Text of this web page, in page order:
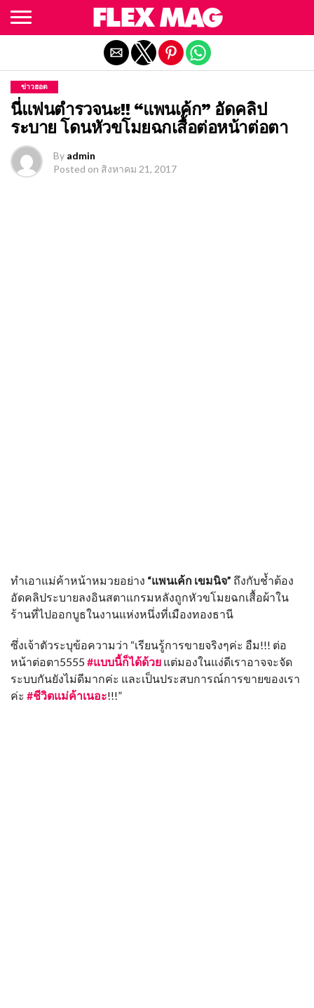
ข่าวฮอต
นี่แฟนตำรวจนะ!! “แพนเค้ก” อัดคลิป
ระบาย โดนหัวขโมยฉกเสื้อต่อหน้าต่อตา
By admin
Posted on สิงหาคม 21, 2017
ทำเอาแม่ค้าหน้าหมวยอย่าง “แพนเค้ก เขมนิจ” ถึงกับช้ำต้อง
อัดคลิประบายลงอินสตาแกรมหลังถูกหัวขโมยฉกเสื้อผ้าใน
ร้านที่ไปออกบูธในงานแห่งหนึ่งที่เมืองทองธานี
ซึ่งเจ้าตัวระบุข้อความว่า “เรียนรู้การขายจริงๆค่ะ อืม!!! ต่อ
หน้าต่อตา5555#แบบนี้ก็ได้ด้วย แต่มองในแง่ดีเราอาจจะจัด
ระบบกันยังไม่ดีมากค่ะ และเป็นประสบการณ์การขายของเรา
ค่ะ #ชีวิตแม่ค้าเนอะ!!!”
Exit mobile version